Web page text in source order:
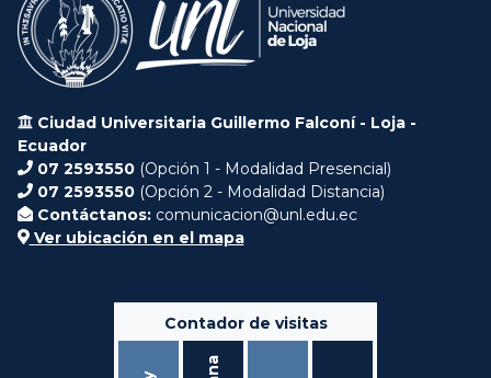
Ciudad Universitaria Guillermo Falconí - Loja -
Ecuador
07 2593550 (Opción 1 - Modalidad Presencial)
07 2593550 (Opción 2 - Modalidad Distancia)
Contáctanos: comunicacion@unl.edu.ec
Ver ubicación en el mapa
Contador de visitas